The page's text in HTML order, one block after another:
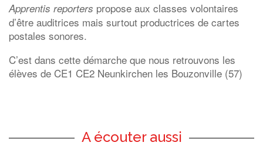
Apprentis reporters propose aux classes volontaires
d’être auditrices mais surtout productrices de cartes
postales sonores.
C’est dans cette démarche que nous retrouvons les
élèves de CE1 CE2 Neunkirchen les Bouzonville (57)
A écouter aussi